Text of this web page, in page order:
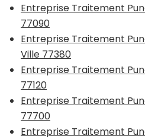
Entreprise Traitement
77090
Entreprise Traitement
Ville 77380
Entreprise Traitement
77120
Entreprise Traitement
77700
Entreprise Traitement